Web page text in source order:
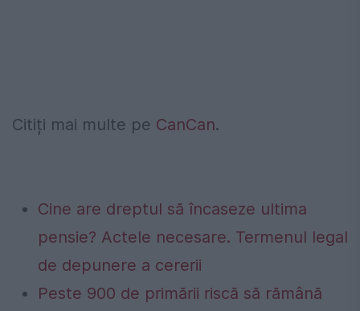
Citiți mai multe pe CanCan.
Cine are dreptul să încaseze ultima
pensie? Actele necesare. Termenul legal
de depunere a cererii
Peste 900 de primării riscă să rămână